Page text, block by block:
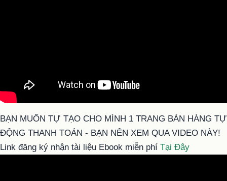
BẠN MUỐN TỰ TẠO CHO MÌNH 1 TRANG BÁN HÀNG TỰ
ĐỘNG THANH TOÁN - BẠN NÊN XEM QUA VIDEO NÀY!
Link đăng ký nhận tài liệu Ebook miễn phí Tại Đây